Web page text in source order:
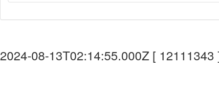
2024-08-13T02:14:55.000Z [ 12111343